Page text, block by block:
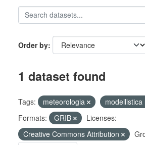
Order by
1 dataset found
Tags: meteorologia
Formats:
GRIB
Licenses:
Creative Commons Attribution